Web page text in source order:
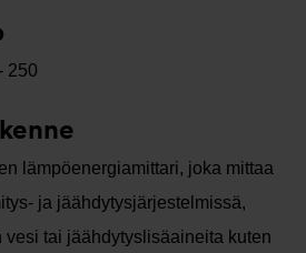
250
lämpöenergiamittari, joka mittaa
ja jäähdytysjärjestelmissä,
tai jäähdytyslisäaineita kuten